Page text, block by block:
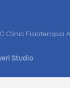
Clinic Fisioterapia
Studio